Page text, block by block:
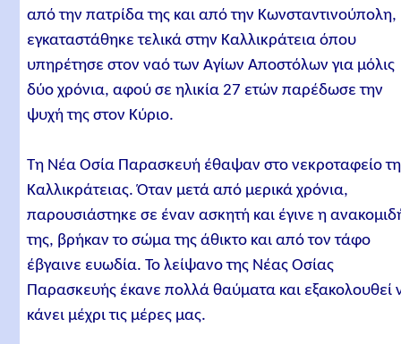
από την πατρίδα της και από την Κωνσταντινούπολη,
εγκαταστάθηκε τελικά στην Καλλικράτεια όπου
υπηρέτησε στον ναό των Αγίων Αποστόλων για μόλις
δύο χρόνια, αφού σε ηλικία 27 ετών παρέδωσε την
ψυχή της στον Κύριο.
Τη Νέα Οσία Παρασκευή έθαψαν στο νεκροταφείο
Καλλικράτειας. Όταν μετά από μερικά χρόνια,
παρουσιάστηκε σε έναν ασκητή και έγινε η
της, βρήκαν το σώμα της άθικτο και από τον τάφο
έβγαινε ευωδία. Το λείψανο της Νέας Οσίας
Παρασκευής έκανε πολλά θαύματα και εξακολουθεί
κάνει μέχρι τις μέρες μας.